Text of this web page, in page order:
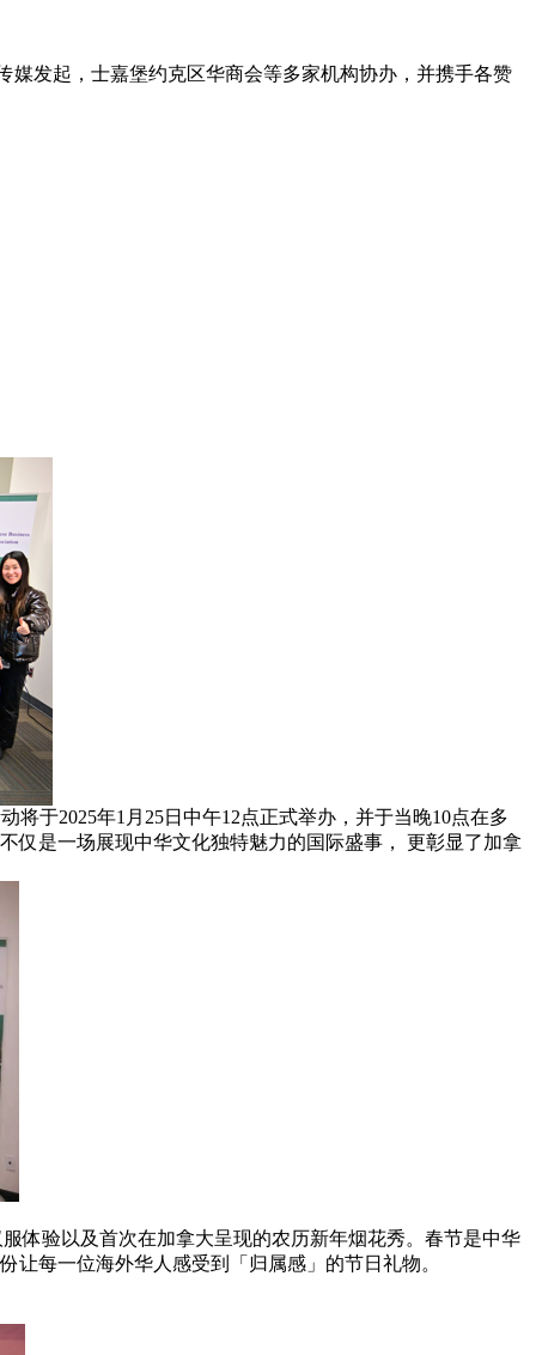
媒发起，士嘉堡约克区华商会等多家机构协办，并携手各赞
于2025年1月25日中午12点正式举办，并于当晚10点在多
仅是一场展现中华文化独特魅力的国际盛事， 更彰显了加拿
体验以及首次在加拿大呈现的农历新年烟花秀。春节是中华
每一位海外华人感受到「归属感」的节日礼物。